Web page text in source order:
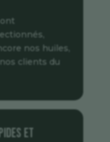
nos huiles,
clients du
et